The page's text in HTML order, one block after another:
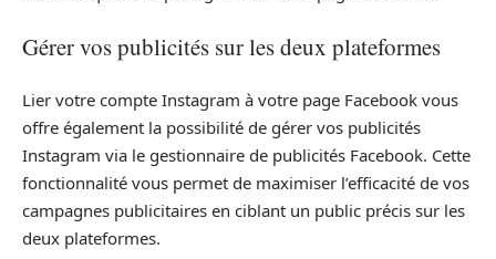
Gérer vos publicités sur les deux plateformes
Lier votre compte Instagram à votre page Facebook vous
offre également la possibilité de gérer vos publicités
Instagram via le gestionnaire de publicités Facebook. Cette
fonctionnalité vous permet de maximiser l’efficacité de vos
campagnes publicitaires en ciblant un public précis sur les
deux plateformes.